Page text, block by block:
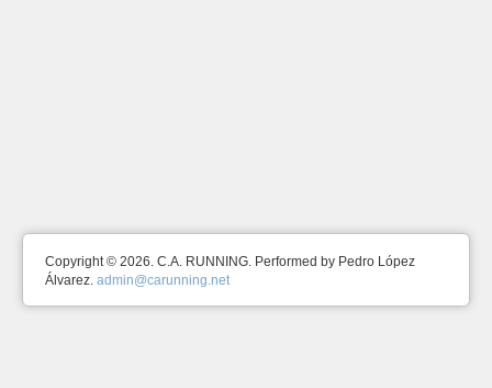
Copyright © 2026. C.A. RUNNING. Performed by Pedro López
Álvarez.admin@carunning.net